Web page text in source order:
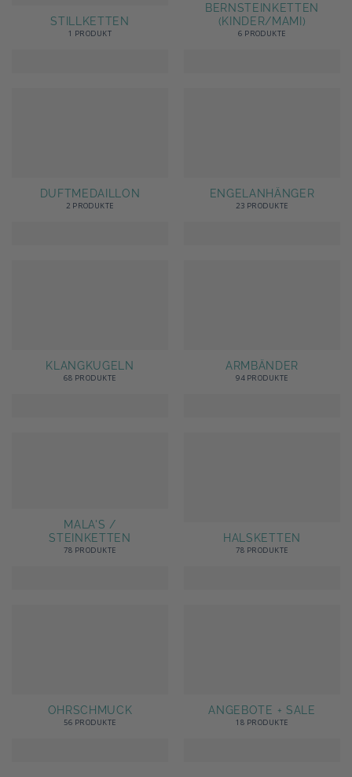
STILLKETTEN
1 PRODUKT
BERNSTEINKETTEN
(KINDER/MAMI)
6 PRODUKTE
DUFTMEDAILLON
2 PRODUKTE
ENGELANHÄNGER
23 PRODUKTE
KLANGKUGELN
68 PRODUKTE
ARMBÄNDER
94 PRODUKTE
MALA'S /
STEINKETTEN
78 PRODUKTE
HALSKETTEN
78 PRODUKTE
OHRSCHMUCK
56 PRODUKTE
ANGEBOTE + SALE
18 PRODUKTE